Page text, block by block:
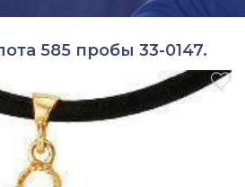
585 пробы 33-0147.
